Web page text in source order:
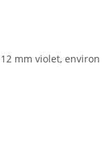
mm violet, environ